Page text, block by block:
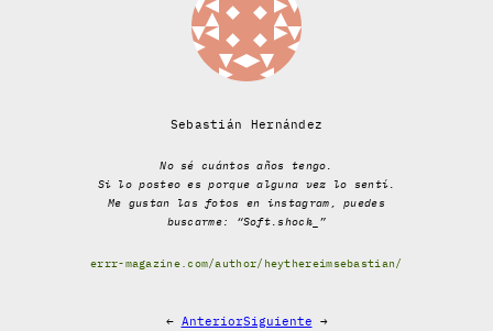
Sebastián Hernández
No sé cuántos años tengo.
Si lo posteo es porque alguna vez lo sentí.
Me gustan las fotos en instagram, puedes
buscarme: “Soft.shock_”
errr-magazine.com/author/heythereimsebastian/
← AnteriorSiguiente →